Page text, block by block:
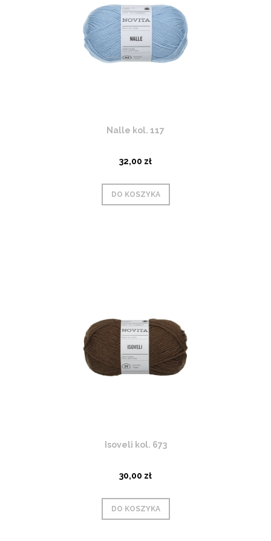
Nalle kol. 117
32,00 zł
DO KOSZYKA
Isoveli kol. 673
30,00 zł
DO KOSZYKA